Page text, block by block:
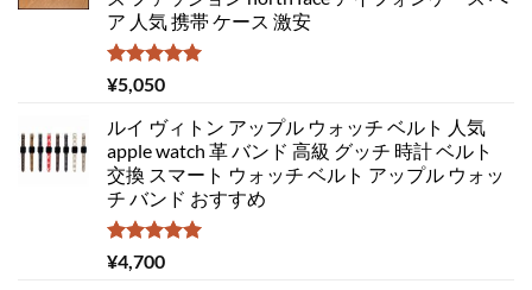
ア 人気 携帯 ケース 激安
5段階中
5.00
¥5,050
ルイ ヴィトン アップル ウォッチ ベルト 人気
apple watch 革 バンド 高級 グッチ 時計 ベルト
交換 スマート ウォッチ ベルト アップル ウォッ
チ バンド おすすめ
5段階中
5.00
¥4,700